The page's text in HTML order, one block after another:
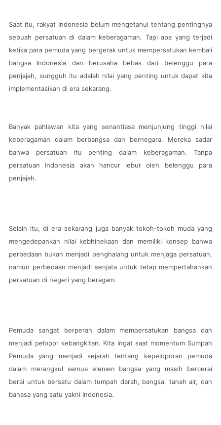
Saat itu, rakyat Indonesia belum mengetahui tentang pentingnya
sebuah persatuan di dalam keberagaman. Tapi apa yang terjadi
ketika para pemuda yang bergerak untuk mempersatukan kembali
bangsa Indonesia dan berusaha bebas dari belenggu para
penjajah, sungguh itu adalah nilai yang penting untuk dapat kita
implementasikan di era sekarang.
Banyak pahlawan kita yang senantiasa menjunjung tinggi nilai
keberagaman dalam berbangsa dan bernegara. Mereka sadar
bahwa persatuan itu penting dalam keberagaman. Tanpa
persatuan Indonesia akan hancur lebur oleh belenggu para
penjajah.
Selain itu, di era sekarang juga banyak tokoh-tokoh muda yang
mengedepankan nilai kebhinekaan dan memiliki konsep bahwa
perbedaan bukan menjadi penghalang untuk menjaga persatuan,
namun perbedaan menjadi senjata untuk tetap mempertahankan
persatuan di negeri yang beragam.
Pemuda sangat berperan dalam mempersatukan bangsa dan
menjadi pelopor kebangkitan. Kita ingat saat momentum Sumpah
Pemuda yang menjadi sejarah tentang kepeloporan pemuda
dalam merangkul semua elemen bangsa yang masih bercerai
berai untuk bersatu dalam tumpah darah, bangsa, tanah air, dan
bahasa yang satu yakni Indonesia.